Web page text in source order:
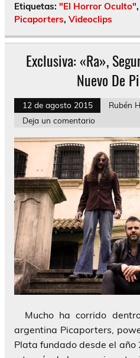
Etiquetas: "El Horror Oculto",
Picaporters, Videoclips
Exclusiva: «Ra»,
Nuevo De
12 de agosto 2015
Rubén
Deja un comentario
Mucho ha corrido
argentina Picaporters,
Plata fundado desde el